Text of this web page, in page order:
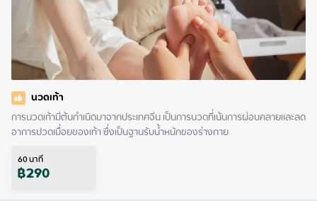
นวดเท้า
การนวดเท้ามีต้นกำเนิดมาจากประเทศจีน เป็นการนวดที่เน้นการผ่อนคลายและลด
อาการปวดเมื่อยของเท้า ซึ่งเป็นฐานรับน้ำหนักของร่างกาย
60นาที
฿290